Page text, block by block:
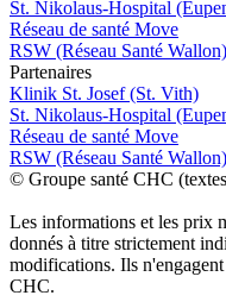
St. Nikolaus-Hospital
Réseau de santé Move
RSW (Réseau Santé Wallon)
Partenaires
Klinik St. Josef (St. Vith)
St. Nikolaus-Hospital
Réseau de santé Move
RSW (Réseau Santé Wallon)
© Groupe santé CHC
Les informations et les prix
donnés à titre strictement
modifications. Ils
CHC.